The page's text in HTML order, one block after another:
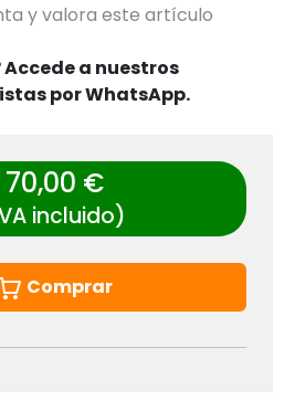
y valora este artículo
Accede a nuestros
por WhatsApp.
70,00 €
incluido)
Comprar